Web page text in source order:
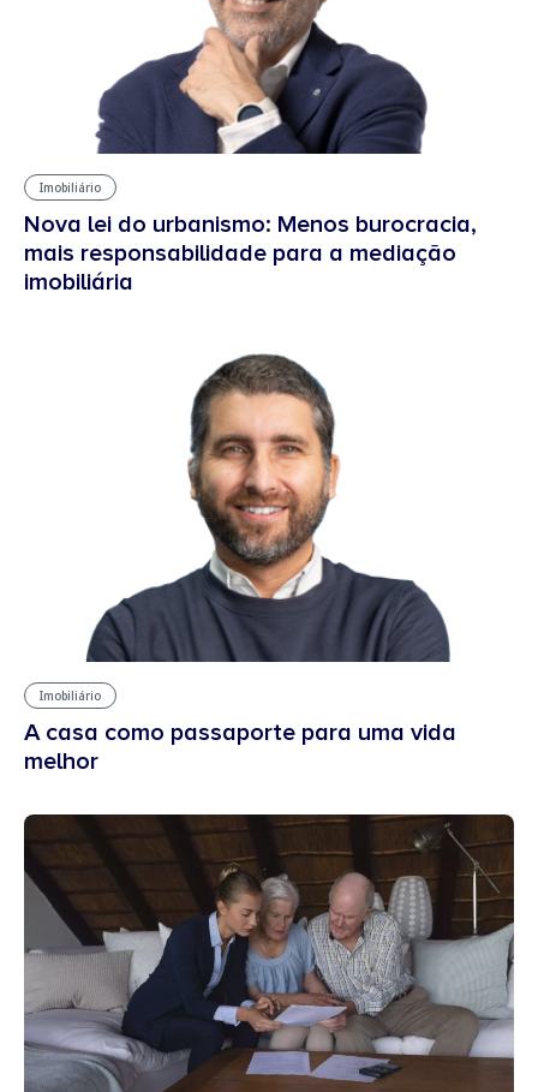
Imobiliário
Nova lei do urbanismo: Menos burocracia,
mais responsabilidade para a mediação
imobiliária
Imobiliário
A casa como passaporte para uma vida
melhor